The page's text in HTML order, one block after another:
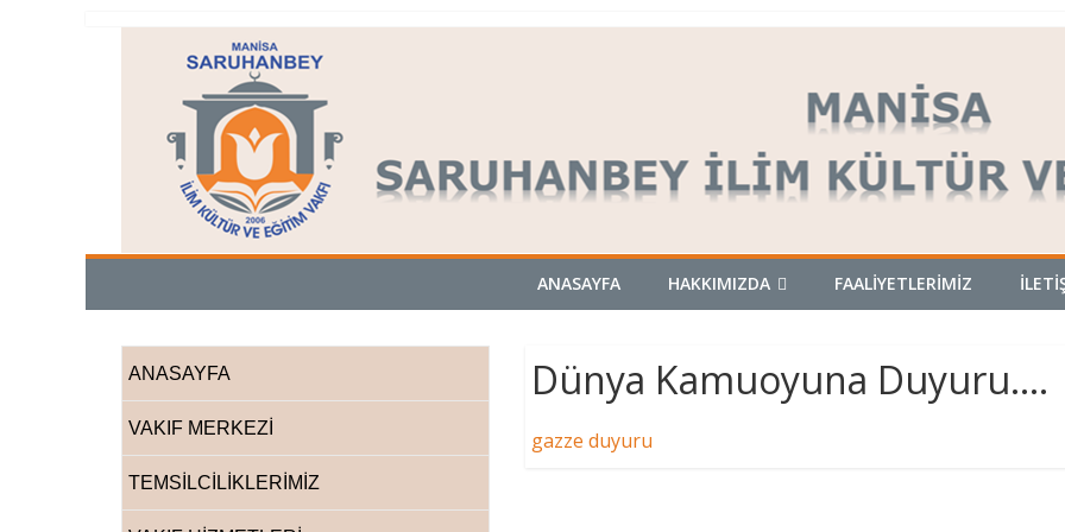
Skip
Manisa
Saruhanbey
İlim
Kültür
ve
Eğitim
Vakfı
Manisa
Saruhanbey
ANASAYFA HAKKIMIZDA FAALİYETLERİMİZ
Dünya Kamuoyuna Duyuru….
gazze duyuru
ANASAYFA
VAKIF MERKEZİ
TEMSİLCİLİKLERİMİZ